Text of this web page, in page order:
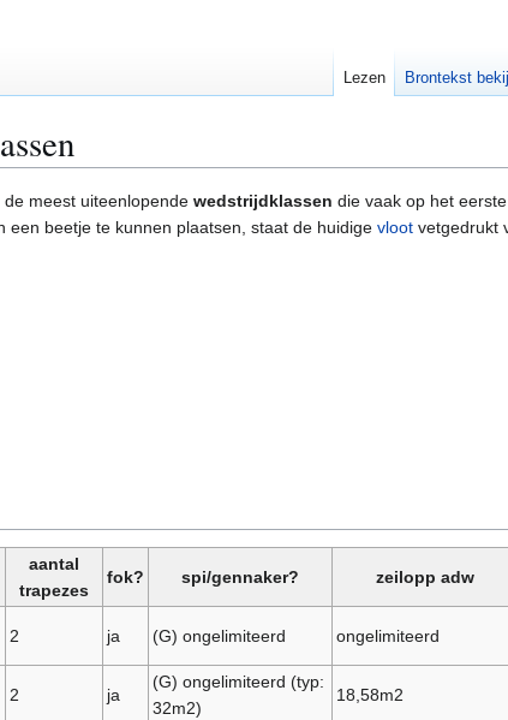
meest uiteenlopende wedstrijdklassen die vaak op het
een beetje te kunnen plaatsen, staat de huidige vloot vetgedrukt
aantal
trapezes
fok? spi/gennaker? zeilopp adw
2 ja (G) ongelimiteerd ongelimiteerd
2 ja
(G) ongelimiteerd (typ:
32m2)
18,58m2
Lezen Brontekst